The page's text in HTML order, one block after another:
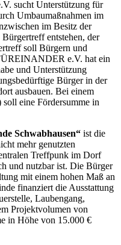
sucht Unterstützung für
Umbaumaßnahmen im
im Besitz der
entstehen, der
soll Bürgern und
e.V. hat ein
und Unterstützung
Bürger in der
ausbauen. Bei einem
eine Fördersumme in
Schwabhausen“ ist die
mehr genutzten
Treffpunk im Dorf
und nutzbar ist. Die Bürger
mit einem hohen Maß an
finanziert die Ausstattung
Laubengang,
Projektvolumen von
in Höhe von 15.000 €